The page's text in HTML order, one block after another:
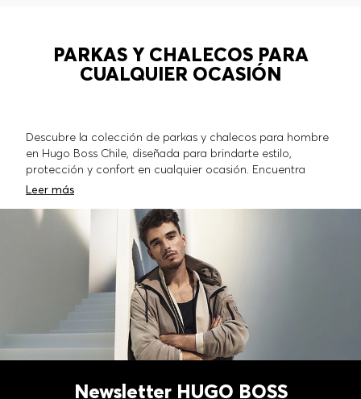
PARKAS Y CHALECOS PARA
CUALQUIER OCASIÓN
Descubre la colección de parkas y chalecos para hombre
en Hugo Boss Chile, diseñada para brindarte estilo,
protección y confort en cualquier ocasión. Encuentra
desde parkas acolchadas repelentes al agua, perfectas
para un look sofisticado y funcional. Disponibles en
distintos cortes, como Regular fit y Slim fit, para que elijas
el ajuste que mejor se adapta a tu estilo. Completa tu look
pantalones de buzoyZapatillas
un atuendo deportivo.
Leer más
Newsletter HUGO BOSS